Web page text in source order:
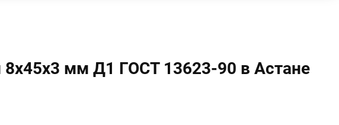
мм Д1 ГОСТ 13623-90 в Астанe